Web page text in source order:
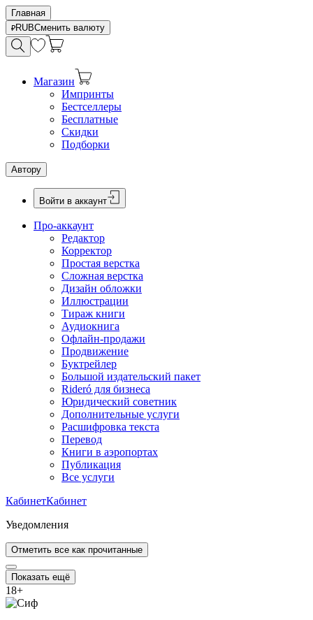
Главная
RUBСменить валюту
Магазин
Импринты
Бестселлеры
Бесплатные
Скидки
Подборки
Автору
Войти в аккаунт
Про-аккаунт
Редактор
Корректор
Простая верстка
Сложная верстка
Дизайн обложки
Иллюстрации
Тираж книги
Аудиокнига
Офлайн-продажи
Продвижение
Буктрейлер
Большой издательский пакет
Rideró для бизнеса
Юридический советник
Дополнительные услуги
Расшифровка текста
Перевод
Книги в аэропортах
Публикация
Все услуги
КабинетКабинет
Уведомления
Отметить все как прочитанные
Показать ещё
18+